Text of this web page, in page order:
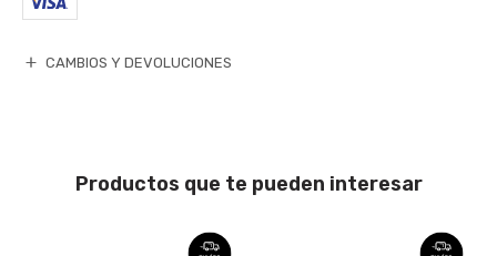
CAMBIOS Y DEVOLUCIONES
Productos que te pueden interesar